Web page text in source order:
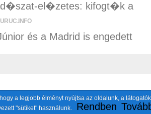
el�zetes: kifogt�k a
és a Madrid is engedett
118 oldaltszemlézünk.
ten.itezmen@itezmen
a legjobb élményt nyújtsa az oldalunk, a látogatók
"sütiket" használunk.
Rendben